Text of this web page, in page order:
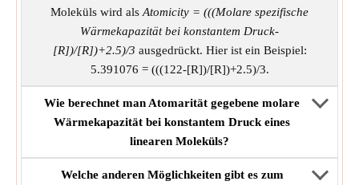
Moleküls wird als Atomicity = (((Molare spezifische
Wärmekapazität bei konstantem Druck-
[R])/[R])+2.5)/3 ausgedrückt. Hier ist ein Beispiel:
5.391076 = (((122-[R])/[R])+2.5)/3.
Wie berechnet man Atomarität gegebene molare
Wärmekapazität bei konstantem Druck eines
linearen Moleküls?
Welche anderen Möglichkeiten gibt es zum